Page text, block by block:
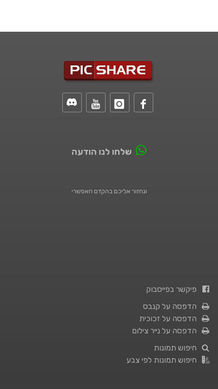
שלחו לנו הודעה
ונחזור אליכם בהקדם האפשרי
פיקשר בפייסבוק
הדפסה על קנבס
הדפסה על זכוכית
הדפסה על נייר צילום
חיפוש תמונות
חיפוש תמונות לפי צבע